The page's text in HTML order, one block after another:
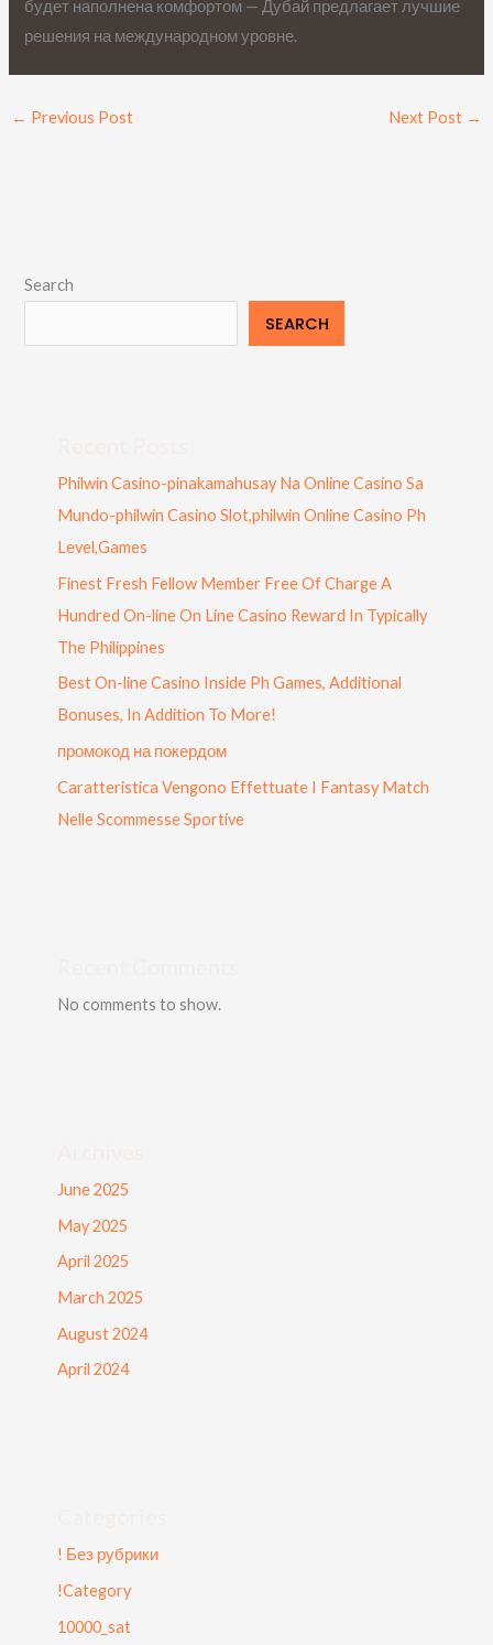
будет наполнена комфортом — Дубай предлагает лучшие
решения на международном уровне.
← Previous Post Next Post →
Search
SEARCH
Philwin Casino-pinakamahusay Na Online Casino Sa
Mundo-philwin Casino Slot,philwin Online Casino Ph
Level,Games
Finest Fresh Fellow Member Free Of Charge A
Hundred On-line On Line Casino Reward In Typically
The Philippines
Best On-line Casino Inside Ph Games, Additional
Bonuses, In Addition To More!
промокод на покердом
Caratteristica Vengono Effettuate I Fantasy Match
Nelle Scommesse Sportive
No comments to show.
June 2025
May 2025
April 2025
March 2025
August 2024
April 2024
! Без рубрики
!Category
10000_sat